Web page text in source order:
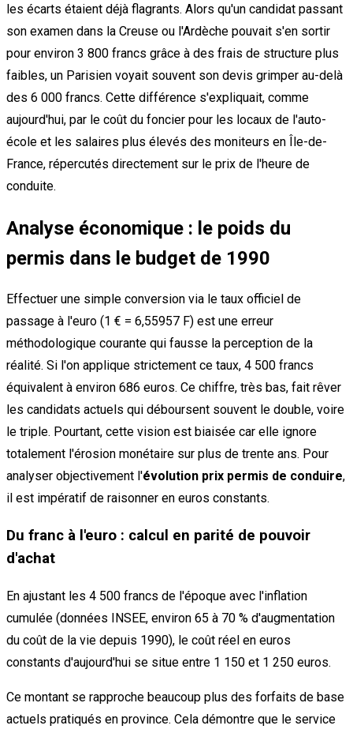
les écarts étaient déjà flagrants. Alors qu'un candidat passant
son examen dans la Creuse ou l'Ardèche pouvait s'en sortir
pour environ 3 800 francs grâce à des frais de structure plus
faibles, un Parisien voyait souvent son devis grimper au-delà
des 6 000 francs. Cette différence s'expliquait, comme
aujourd'hui, par le coût du foncier pour les locaux de l'auto-
école et les salaires plus élevés des moniteurs en Île-de-
France, répercutés directement sur le prix de l'heure de
conduite.
Analyse économique : le poids du
permis dans le budget de 1990
Effectuer une simple conversion via le taux officiel de
passage à l'euro (1 € = 6,55957 F) est une erreur
méthodologique courante qui fausse la perception de la
réalité. Si l'on applique strictement ce taux, 4 500 francs
équivalent à environ 686 euros. Ce chiffre, très bas, fait rêver
les candidats actuels qui déboursent souvent le double, voire
le triple. Pourtant, cette vision est biaisée car elle ignore
totalement l'érosion monétaire sur plus de trente ans. Pour
analyser objectivement l'évolution prix permis de conduire,
il est impératif de raisonner en euros constants.
Du franc à l'euro : calcul en parité de pouvoir
d'achat
En ajustant les 4 500 francs de l'époque avec l'inflation
cumulée (données INSEE, environ 65 à 70 % d'augmentation
du coût de la vie depuis 1990), le coût réel en euros
constants d'aujourd'hui se situe entre 1 150 et 1 250 euros.
Ce montant se rapproche beaucoup plus des forfaits de base
actuels pratiqués en province. Cela démontre que le service